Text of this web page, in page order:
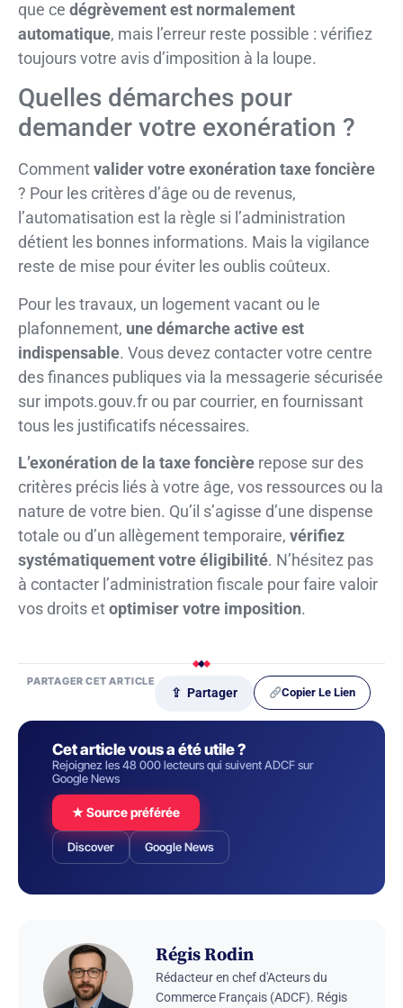
que ce dégrèvement est normalement
automatique, mais l’erreur reste possible : vérifiez
toujours votre avis d’imposition à la loupe.
Quelles démarches pour
demander votre exonération ?
Commentvalider votre exonération taxe foncière
? Pour les critères d’âge ou de revenus,
l’automatisation est la règle si l’administration
détient les bonnes informations. Mais la vigilance
reste de mise pour éviter les oublis coûteux.
Pour les travaux, un logement vacant ou le
plafonnement, une démarche active est
indispensable. Vous devez contacter votre centre
des finances publiques via la messagerie sécurisée
sur impots.gouv.fr ou par courrier, en fournissant
tous les justificatifs nécessaires.
L’exonération de la taxe foncière repose sur des
critères précis liés à votre âge, vos ressources ou la
nature de votre bien. Qu’il s’agisse d’une dispense
totale ou d’un allègement temporaire, vérifiez
systématiquement votre éligibilité. N’hésitez pas
à contacter l’administration fiscale pour faire valoir
vos droits etoptimiser votre imposition.
PARTAGER CET ARTICLE
⇪ Partager Copier Le Lien
Cet article vous a été utile ?
Rejoignez les 48 000 lecteurs qui suivent ADCF sur
Google News
★ Source préférée
Discover Google News
Régis Rodin
Rédacteur en chef d'Acteurs du
Commerce Français (ADCF). Régis